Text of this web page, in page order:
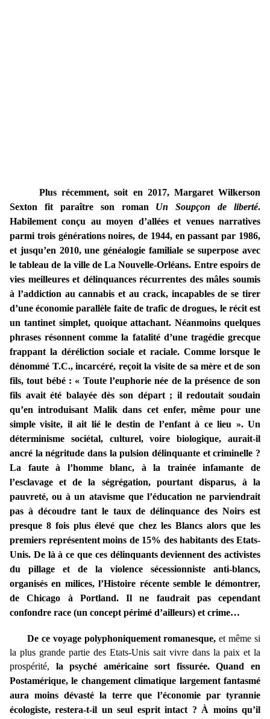
Plus récemment, soit en 2017, Margaret Wilkerson
Sexton fit paraître son roman Un Soupçon de liberté.
Habilement conçu au moyen d’allées et venues narratives
parmi trois générations noires, de 1944, en passant par 1986,
et jusqu’en 2010, une généalogie familiale se superpose avec
le tableau de la ville de La Nouvelle-Orléans. Entre espoirs de
vies meilleures et délinquances récurrentes des mâles soumis
à l’addiction au cannabis et au crack, incapables de se tirer
d’une économie parallèle faite de trafic de drogues, le récit est
un tantinet simplet, quoique attachant. Néanmoins quelques
phrases résonnent comme la fatalité d’une tragédie grecque
frappant la déréliction sociale et raciale. Comme lorsque le
dénommé T.C., incarcéré, reçoit la visite de sa mère et de son
fils, tout bébé : « Toute l’euphorie née de la présence de son
fils avait été balayée dès son départ ; il redoutait soudain
qu’en introduisant Malik dans cet enfer, même pour une
simple visite, il ait lié le destin de l’enfant à ce lieu ». Un
déterminisme sociétal, culturel, voire biologique, aurait-il
ancré la négritude dans la pulsion délinquante et criminelle ?
La faute à l’homme blanc, à la trainée infamante de
l’esclavage et de la ségrégation, pourtant disparus, à la
pauvreté, ou à un atavisme que l’éducation ne parviendrait
pas à découdre tant le taux dedélinquance desNoirs est
presque 8 fois plus élevé que chez les Blancs alors que les
premiers représentent moins de 15% des habitants des Etats-
Unis. De là à ce que ces délinquants deviennent des activistes
du pillage et de la violence sécessionniste anti-blancs,
organisés en milices, l’Histoire récente semble le démontrer,
de Chicago à Portland. Il ne faudrait pas cependant
confondre race (un concept périmé d’ailleurs) et crime…
De ce voyage polyphoniquement romanesque,et même si
la plus grande partie des Etats-Unis sait vivre dans la paix et la
prospérité, la psyché américaine sort fissurée. Quand en
Postamérique, le changement climatique largement fantasmé
aura moins dévasté la terre que l’économie par tyrannie
écologiste, restera-t-il un seul esprit intact ? À moins qu’il